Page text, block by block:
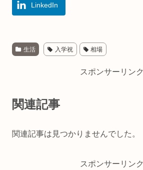
LinkedIn
生活 入学祝 相場
スポンサーリンク
関連記事
関連記事は見つかりませんでした。
スポンサーリンク